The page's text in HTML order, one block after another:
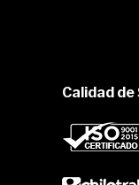
Calidad